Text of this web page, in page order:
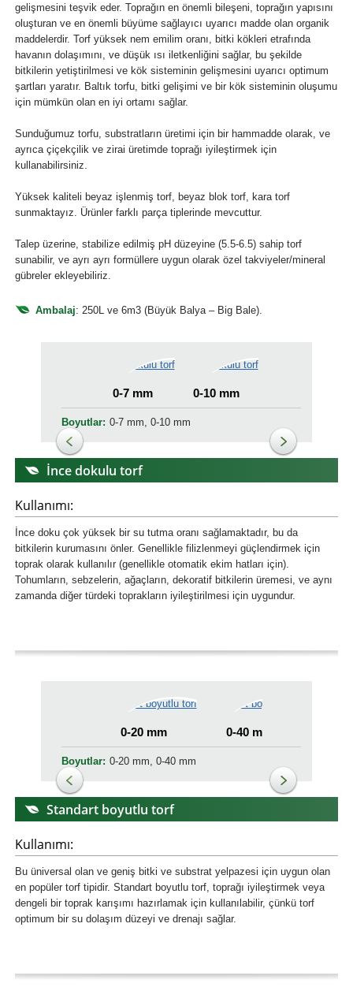
gelişmesini teşvik eder. Toprağın en önemli bileşeni, toprağın yapısını
oluşturan ve en önemli büyüme sağlayıcı uyarıcı madde olan organik
maddelerdir. Torf yüksek nem emilim oranı, bitki kökleri etrafında
havanın dolaşımını, ve düşük ısı iletkenliğini sağlar, bu şekilde
bitkilerin yetiştirilmesi ve kök sisteminin gelişmesini uyarıcı optimum
şartları yaratır. Baltık torfu, bitki gelişimi ve bir kök sisteminin oluşumu
için mümkün olan en iyi ortamı sağlar.
Sunduğumuz torfu, substratların üretimi için bir hammadde olarak, ve
ayrıca çiçekçilik ve zirai üretimde toprağı iyileştirmek için
kullanabilirsiniz.
Yüksek kaliteli beyaz işlenmiş torf, beyaz blok torf, kara torf
sunmaktayız. Ürünler farklı parça tiplerinde mevcuttur.
Talep üzerine, stabilize edilmiş pH düzeyine (5.5-6.5) sahip torf
sunabilir, ve ayrı ayrı formüllere uygun olarak özel takviyeler/mineral
gübreler ekleyebiliriz.
Ambalaj: 250L ve 6m3 (Büyük Balya – Big Bale).
0-7 mm 0-10 mm
Boyutlar: 0-7 mm, 0-10 mm
İnce dokulu torf
Kullanımı:
İnce doku çok yüksek bir su tutma oranı sağlamaktadır, bu da
bitkilerin kurumasını önler. Genellikle filizlenmeyi güçlendirmek için
toprak olarak kullanılır (genellikle otomatik ekim hatları için).
Tohumların, sebzelerin, ağaçların, dekoratif bitkilerin üremesi, ve aynı
zamanda diğer türdeki toprakların iyileştirilmesi için uygundur.
0-20 mm 0-40 mm
Boyutlar: 0-20 mm, 0-40 mm
Standart boyutlu torf
Kullanımı:
Bu üniversal olan ve geniş bitki ve substrat yelpazesi için uygun olan
en popüler torf tipidir. Standart boyutlu torf, toprağı iyileştirmek veya
dengeli bir toprak karışımı hazırlamak için kullanılabilir, çünkü torf
optimum bir su dolaşım düzeyi ve drenajı sağlar.